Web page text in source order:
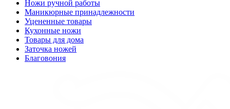
Ножи ручной работы
Маникюрные принадлежности
Уцененные товары
Кухонные ножи
Товары для дома
Заточка ножей
Благовония